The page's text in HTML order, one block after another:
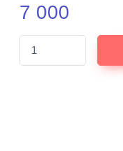
7 000